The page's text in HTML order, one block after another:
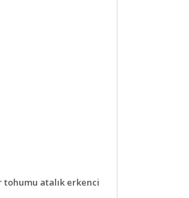
SEPETE EKLE
tohumu atalık erkenci